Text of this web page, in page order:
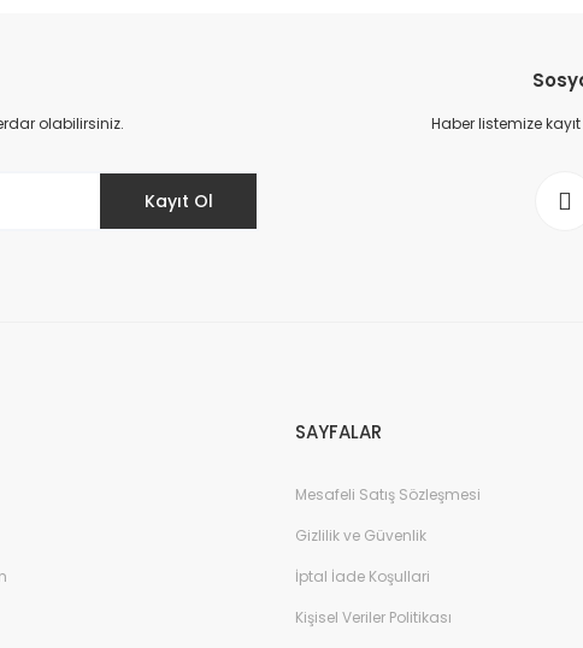
olabilirsiniz.
Kayıt Ol
Haber listemize
SAYFALAR
Mesafeli Satış Sözleşmesi
Gizlilik ve Güvenlik
İptal İade Koşullari
Kişisel Veriler Politikası